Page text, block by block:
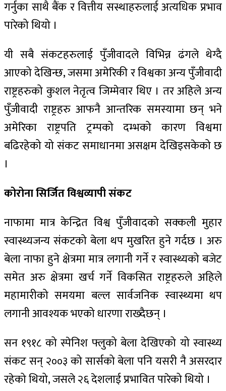
गर्नुका साथै बैंक र वित्तीय सस्थाहरुलाई अत्यधिक प्रभाव
पारेको थियो ।
यी सबै संकटहरुलाई पुँजीवादले विभिन्न ढंगले थेग्दै
आएको देखिन्छ, जसमा अमेरिकी र विश्वका अन्य पुँजीवादी
राष्ट्रहरुको कुशल नेतृत्व जिम्मेवार थिए । तर अहिले अन्य
पुँजीवादी राष्ट्रहरु आफनै आन्तरिक समस्यामा छन् भने
अमेरिका राष्ट्रपति ट्रम्पको दम्भको कारण विश्वमा
बढिरहेको यो संकट समाधानमा असक्षम देखिइसकेको छ
।
कोरोना सिर्जित विश्वव्यापी संकट
नाफामा मात्र केन्द्रित विश्व पुँजीवादको सक्कली मुहार
स्वास्थ्यजन्य संकटको बेला थप मुखरित हुने गर्दछ । अरु
बेला नाफा हुने क्षेत्रमा मात्र लगानी गर्ने र स्वास्थ्यको बजेट
समेत अरु क्षेत्रमा खर्च गर्ने विकसित राष्ट्रहरुले अहिले
महामारीको समयमा बल्ल सार्वजनिक स्वास्थ्यमा थप
लगानी आवश्यक भएको धारणा राख्दैछन् ।
सन १९१८ को स्पेनिश फ्लुको बेला देखिएको यो स्वास्थ्य
संकट सन् २००३ को सार्सको बेला पनि यसरी नै असरदार
रहेको थियो, जसले २६ देशलाई प्रभावित पारेको थियो ।